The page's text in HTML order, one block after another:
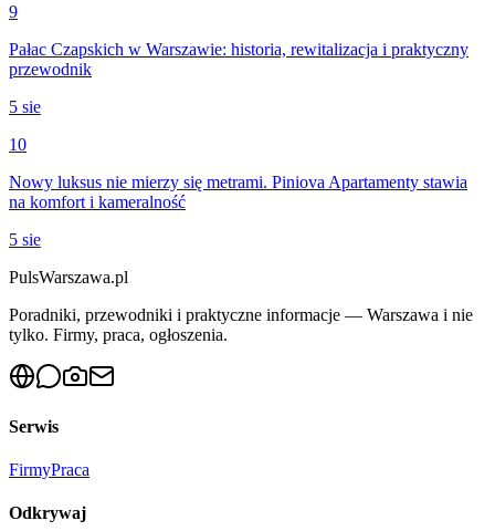
9
Pałac Czapskich w Warszawie: historia, rewitalizacja i praktyczny
przewodnik
5 sie
10
Nowy luksus nie mierzy się metrami. Piniova Apartamenty stawia
na komfort i kameralność
5 sie
PulsWarszawa.pl
Poradniki, przewodniki i praktyczne informacje — Warszawa i nie
tylko. Firmy, praca, ogłoszenia.
Serwis
FirmyPraca
Odkrywaj